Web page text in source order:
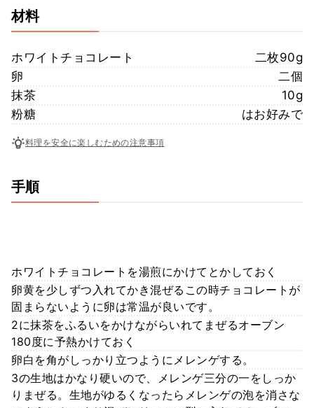
材料
ホワイトチョコレート
二枚90g
卵
二個
抹茶
10g
粉糖
はお好みで
料理を安全に楽しむための注意事項
手順
ホワイトチョコレートを湯煎にかけてとかしておく
卵黄を少しずつ入れてかき混ぜるこの時チョコレートが
固まらないように卵は常温が良いです。
2に抹茶をふるいをかけながらいれてまぜるオーブン
180度に予熱かけておく
卵白を角がしっかり立つようにメレンゲする。
3の生地はかなり硬いので、メレンゲ三分の一をしっか
りまぜる。生地がゆるくなったらメレンゲの泡を消さな